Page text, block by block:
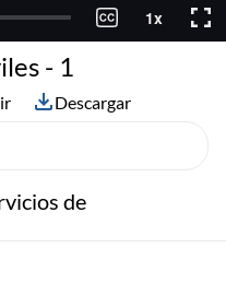
de
- 1
Descargar